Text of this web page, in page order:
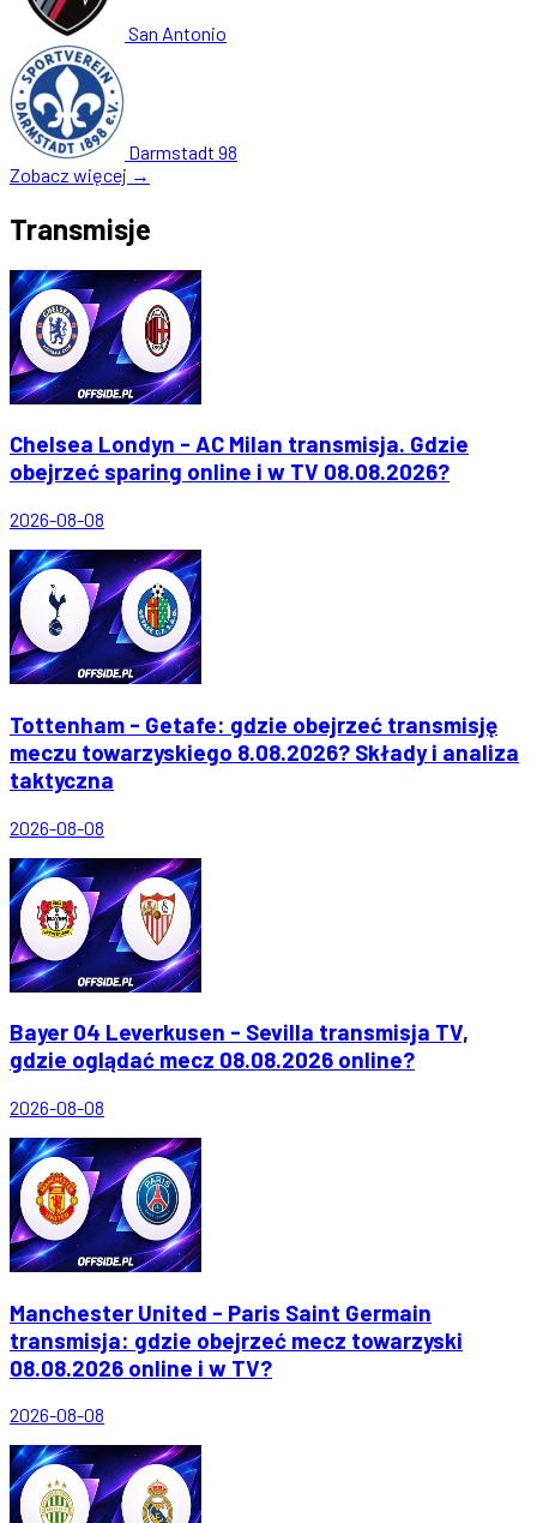
San Antonio
Darmstadt 98
Zobacz więcej →
Transmisje
Chelsea Londyn - AC Milan transmisja. Gdzie
obejrzeć sparing online i w TV 08.08.2026?
2026-08-08
Tottenham - Getafe: gdzie obejrzeć transmisję
meczu towarzyskiego 8.08.2026? Składy i analiza
taktyczna
2026-08-08
Bayer 04 Leverkusen - Sevilla transmisja TV,
gdzie oglądać mecz 08.08.2026 online?
2026-08-08
Manchester United - Paris Saint Germain
transmisja: gdzie obejrzeć mecz towarzyski
08.08.2026 online i w TV?
2026-08-08